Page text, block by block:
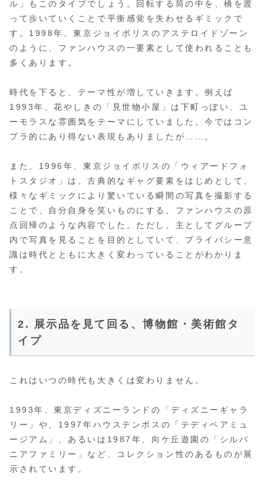
ル」もこのタイプでしょう。回転する筒の中を、橋を渡
って歩いていくことで平衡感覚を失わせるギミックで
す。1998年、東京ジョイポリスのアステロイドゾーン
のように、ファンハウスの一要素として使われることも
多くあります。
時代を下ると、テーマ性が増していきます。例えば
1993年、花やしきの「見世物小屋」は下町っぽい、ユ
ーモラスな雰囲気をテーマにしていました。今ではコン
プラ的にあり得ない表現もありましたが……。
また、1996年、東京ジョイポリスの「ウィアードフォ
トスタジオ」は、古典的なギャグ要素をはじめとして、
様々なギミックにより驚いている瞬間の写真を撮影する
ことで、自分自身を笑いものにする、ファンハウスの原
点回帰のような内容でした。ただし、主としてグループ
内で写真を見ることを目的としていて、プライバシー意
識は時代とともに大きく変わっていることがわかりま
す。
2. 展示品を見て回る、博物館・美術館タ
イプ
これはいつの時代も大きくは変わりません。
1993年、東京ディズニーランドの「ディズニーギャラ
リー」や、1997年ハウステンボスの「テディベアミュ
ージアム」、あるいは1987年、向ケ丘遊園の「シルバ
ニアファミリー」など、コレクション性のあるものが展
示されています。